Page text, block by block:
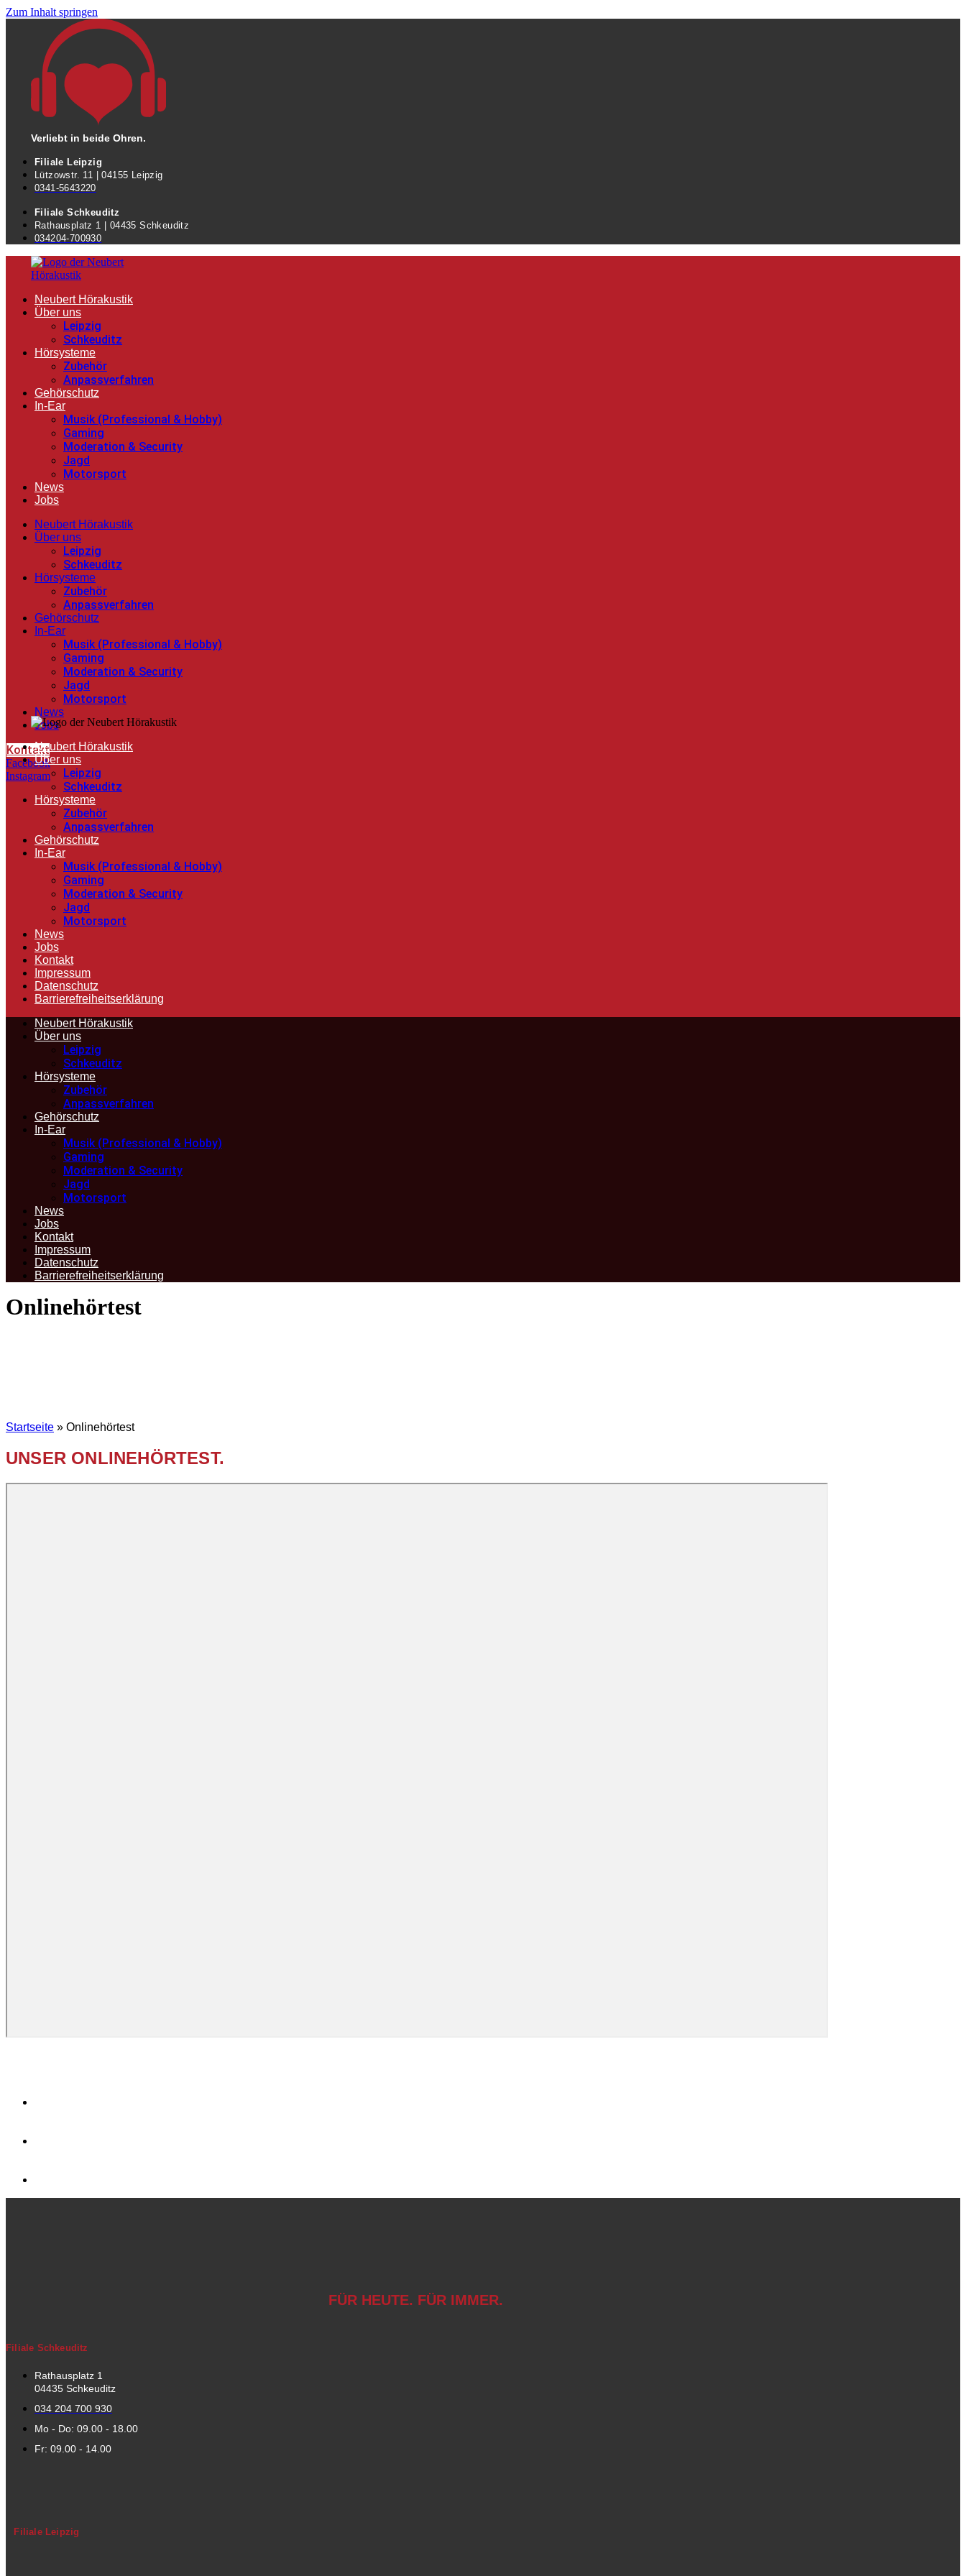
Zum Inhalt springen
Verliebt in beide Ohren.
Filiale Leipzig
Lützowstr. 11 | 04155 Leipzig
0341-5643220
Filiale Schkeuditz
Rathausplatz 1 | 04435 Schkeuditz
034204-700930
Neubert Hörakustik
Über uns
Leipzig
Schkeuditz
Hörsysteme
Zubehör
Anpassverfahren
Gehörschutz
In-Ear
Musik (Professional & Hobby)
Gaming
Moderation & Security
Jagd
Motorsport
News
Jobs
Neubert Hörakustik
Über uns
Leipzig
Schkeuditz
Hörsysteme
Zubehör
Anpassverfahren
Gehörschutz
In-Ear
Musik (Professional & Hobby)
Gaming
Moderation & Security
Jagd
Motorsport
News
Jobs
Kontakt
Facebook
Instagram
Neubert Hörakustik
Über uns
Leipzig
Schkeuditz
Hörsysteme
Zubehör
Anpassverfahren
Gehörschutz
In-Ear
Musik (Professional & Hobby)
Gaming
Moderation & Security
Jagd
Motorsport
News
Jobs
Kontakt
Impressum
Datenschutz
Barrierefreiheitserklärung
Neubert Hörakustik
Über uns
Leipzig
Schkeuditz
Hörsysteme
Zubehör
Anpassverfahren
Gehörschutz
In-Ear
Musik (Professional & Hobby)
Gaming
Moderation & Security
Jagd
Motorsport
News
Jobs
Kontakt
Impressum
Datenschutz
Barrierefreiheitserklärung
Onlinehörtest
Startseite » Onlinehörtest
UNSER ONLINEHÖRTEST.
FÜR HEUTE. FÜR IMMER.
Filiale Schkeuditz
Rathausplatz 1
04435 Schkeuditz
034 204 700 930
Mo - Do: 09.00 - 18.00
Fr: 09.00 - 14.00
Filiale Leipzig